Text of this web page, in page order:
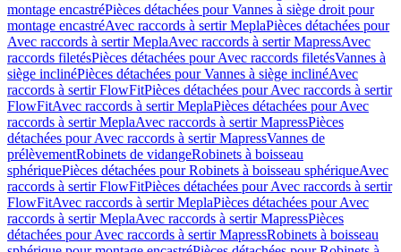
montage encastréPièces détachées pour Vannes à siège droit pour
montage encastréAvec raccords à sertir MeplaPièces détachées pour
Avec raccords à sertir MeplaAvec raccords à sertir MapressAvec
raccords filetésPièces détachées pour Avec raccords filetésVannes à
siège inclinéPièces détachées pour Vannes à siège inclinéAvec
raccords à sertir FlowFitPièces détachées pour Avec raccords à sertir
FlowFitAvec raccords à sertir MeplaPièces détachées pour Avec
raccords à sertir MeplaAvec raccords à sertir MapressPièces
détachées pour Avec raccords à sertir MapressVannes de
prélèvementRobinets de vidangeRobinets à boisseau
sphériquePièces détachées pour Robinets à boisseau sphériqueAvec
raccords à sertir FlowFitPièces détachées pour Avec raccords à sertir
FlowFitAvec raccords à sertir MeplaPièces détachées pour Avec
raccords à sertir MeplaAvec raccords à sertir MapressPièces
détachées pour Avec raccords à sertir MapressRobinets à boisseau